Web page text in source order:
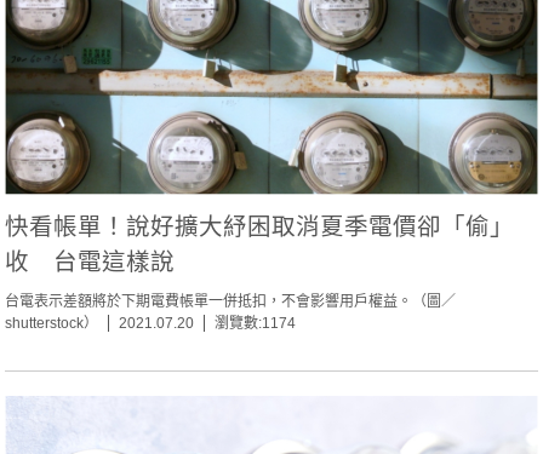
快看帳單！說好擴大紓困取消夏季電價卻「偷」
收 台電這樣說
台電表示差額將於下期電費帳單一併抵扣，不會影響用戶權益。（圖／
shutterstock）
2021.07.20 瀏覽數:1174